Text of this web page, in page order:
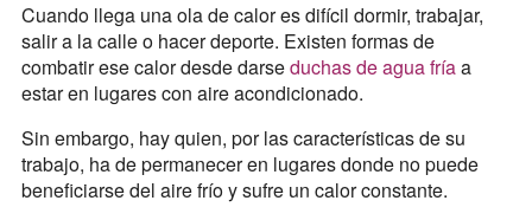
Cuando llega una ola de calor es difícil dormir, trabajar,
salir a la calle o hacer deporte. Existen formas de
combatir ese calor desde darseduchas de agua fríaa
estar en lugares con aire acondicionado.
Sin embargo, hay quien, por las características de su
trabajo, ha de permanecer en lugares donde no puede
beneficiarse del aire frío y sufre un calor constante.